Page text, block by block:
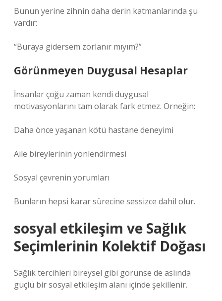
Bunun yerine zihnin daha derin katmanlarında şu
vardır:
“Buraya gidersem zorlanır mıyım?”
Görünmeyen Duygusal Hesaplar
İnsanlar çoğu zaman kendi duygusal
motivasyonlarını tam olarak fark etmez. Örneğin:
Daha önce yaşanan kötü hastane deneyimi
Aile bireylerinin yönlendirmesi
Sosyal çevrenin yorumları
Bunların hepsi karar sürecine sessizce dahil olur.
sosyal etkileşim ve Sağlık
Seçimlerinin Kolektif Doğası
Sağlık tercihleri bireysel gibi görünse de aslında
güçlü birsosyal etkileşim alanı içinde şekillenir.